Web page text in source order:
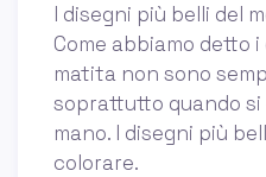
I disegni più belli del
Come abbiamo detto
matita non sono
soprattutto quando si
mano. I disegni più
colorare.